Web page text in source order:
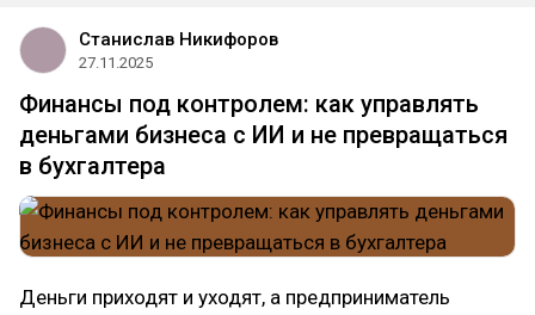
Станислав Никифоров
27.11.2025
Финансы под контролем: как управлять
деньгами бизнеса с ИИ и не превращаться
в бухгалтера
Деньги приходят и уходят, а предприниматель